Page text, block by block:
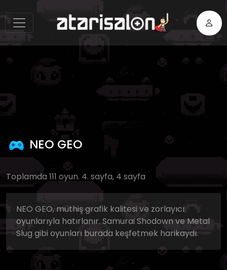
NEO GEO
Toplamda 111 oyun. 4. sayfa, 4 sayfa
NEO GEO, müthiş grafik kalitesi ve zorlayıcı
oyunlarıyla hatırlanır. Samurai Shodown ve Metal
Slug gibi oyunları burada keşfetmek harikaydı.